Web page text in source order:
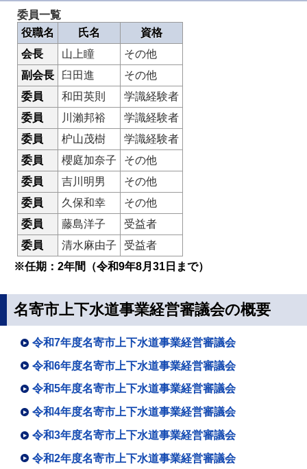
委員一覧
役職名
氏名
資格
会長
山上瞳
その他
副会長
臼田進
その他
委員
和田英則
学識経験者
委員
川瀨邦裕
学識経験者
委員
枦山茂樹
学識経験者
委員
櫻庭加奈子
その他
委員
吉川明男
その他
委員
久保和幸
その他
委員
藤島洋子
受益者
委員
清水麻由子
受益者
※任期：2年間（令和9年8月31日まで）
名寄市上下水道事業経営審議会の概要
令和7年度名寄市上下水道事業経営審議会
令和6年度名寄市上下水道事業経営審議会
令和5年度名寄市上下水道事業経営審議会
令和4年度名寄市上下水道事業経営審議会
令和3年度名寄市上下水道事業経営審議会
令和2年度名寄市上下水道事業経営審議会